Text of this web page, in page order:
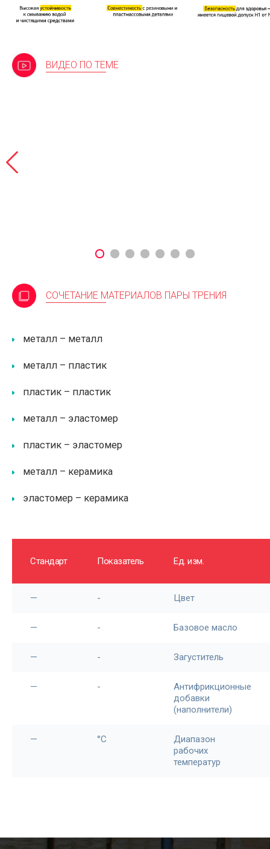
ВИДЕО ПО ТЕМЕ
СОЧЕТАНИЕ МАТЕРИАЛОВ ПАРЫ ТРЕНИЯ
металл – металл
металл – пластик
пластик – пластик
металл – эластомер
пластик – эластомер
металл – керамика
эластомер – керамика
Стандарт Показатель Ед. изм.
— - Цвет
— - Базовое масло
— - Загуститель
— -
Антифрикционные
добавки
(наполнители)
— °С
Диапазон
рабочих
температур